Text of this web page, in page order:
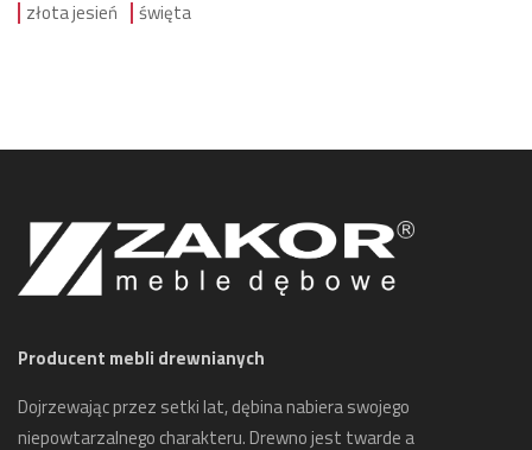
złota jesień
święta
Producent mebli drewnianych
Dojrzewając przez setki lat, dębina nabiera swojego
niepowtarzalnego charakteru. Drewno jest twarde a